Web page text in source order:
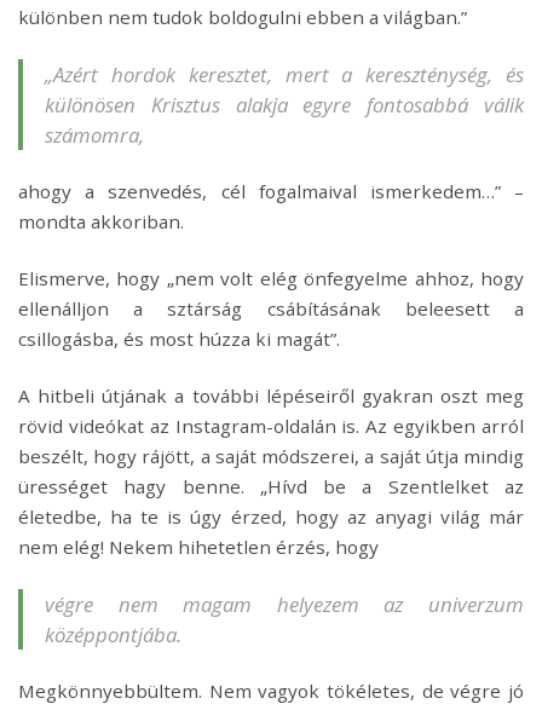
különben nem tudok boldogulni ebben a világban.”
„Azért hordok keresztet, mert a kereszténység, és
különösen Krisztus alakja egyre fontosabbá válik
számomra,
ahogy a szenvedés, cél fogalmaival ismerkedem…” –
mondta akkoriban.
Elismerve, hogy „nem volt elég önfegyelme ahhoz, hogy
ellenálljon a sztárság csábításának beleesett a
csillogásba, és most húzza ki magát”.
A hitbeli útjának a további lépéseiről gyakran oszt meg
rövid videókat az Instagram-oldalán is. Az egyikben arról
beszélt, hogy rájött, a saját módszerei, a saját útja mindig
ürességet hagy benne. „Hívd be a Szentlelket az
életedbe, ha te is úgy érzed, hogy az anyagi világ már
nem elég! Nekem hihetetlen érzés, hogy
végre nem magam helyezem az univerzum
középpontjába.
Megkönnyebbültem. Nem vagyok tökéletes, de végre jó